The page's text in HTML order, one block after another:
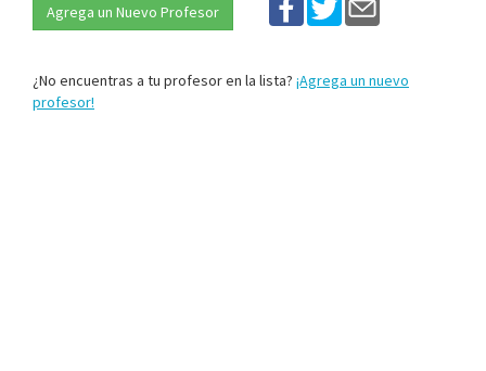
Agrega un Nuevo Profesor
¿No encuentras a tu profesor en la lista? ¡Agrega un nuevo
profesor!